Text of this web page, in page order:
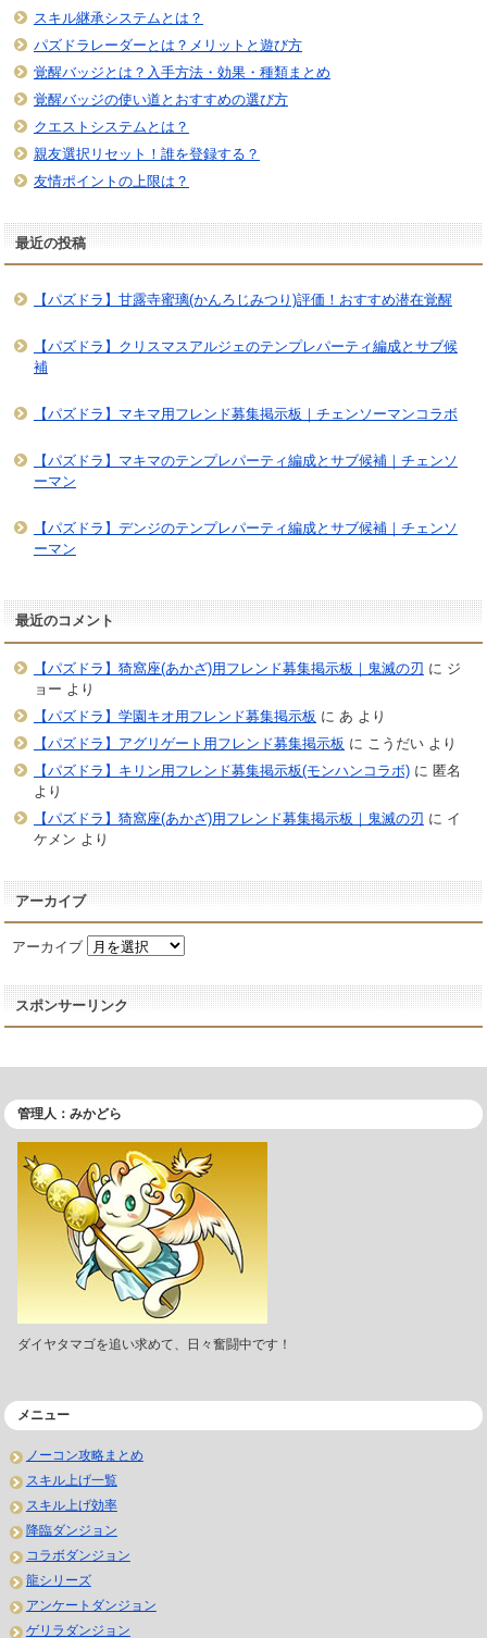
スキル継承システムとは？
パズドラレーダーとは？メリットと遊び方
覚醒バッジとは？入手方法・効果・種類まとめ
覚醒バッジの使い道とおすすめの選び方
クエストシステムとは？
親友選択リセット！誰を登録する？
友情ポイントの上限は？
最近の投稿
【パズドラ】甘露寺蜜璃(かんろじみつり)評価！おすすめ潜在覚醒
【パズドラ】クリスマスアルジェのテンプレパーティ編成とサブ候
補
【パズドラ】マキマ用フレンド募集掲示板｜チェンソーマンコラボ
【パズドラ】マキマのテンプレパーティ編成とサブ候補｜チェンソ
ーマン
【パズドラ】デンジのテンプレパーティ編成とサブ候補｜チェンソ
ーマン
最近のコメント
【パズドラ】猗窩座(あかざ)用フレンド募集掲示板｜鬼滅の刃 に ジ
ョー より
【パズドラ】学園キオ用フレンド募集掲示板 に あ より
【パズドラ】アグリゲート用フレンド募集掲示板 に こうだいより
【パズドラ】キリン用フレンド募集掲示板(モンハンコラボ)に 匿名
より
【パズドラ】猗窩座(あかざ)用フレンド募集掲示板｜鬼滅の刃 に イ
ケメン より
アーカイブ
アーカイブ
スポンサーリンク
管理人：みかどら
ダイヤタマゴを追い求めて、日々奮闘中です！
メニュー
ノーコン攻略まとめ
スキル上げ一覧
スキル上げ効率
降臨ダンジョン
コラボダンジョン
龍シリーズ
アンケートダンジョン
ゲリラダンジョン